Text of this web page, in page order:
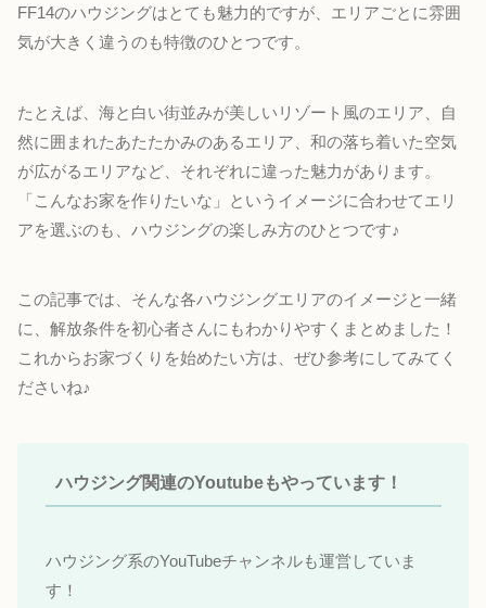
FF14のハウジングはとても魅力的ですが、エリアごとに雰囲
気が大きく違うのも特徴のひとつです。
たとえば、海と白い街並みが美しいリゾート風のエリア、自
然に囲まれたあたたかみのあるエリア、和の落ち着いた空気
が広がるエリアなど、それぞれに違った魅力があります。
「こんなお家を作りたいな」というイメージに合わせてエリ
アを選ぶのも、ハウジングの楽しみ方のひとつです♪
この記事では、そんな各ハウジングエリアのイメージと一緒
に、解放条件を初心者さんにもわかりやすくまとめました！
これからお家づくりを始めたい方は、ぜひ参考にしてみてく
ださいね♪
ハウジング関連のYoutubeもやっています！
ハウジング系のYouTubeチャンネルも運営していま
す！